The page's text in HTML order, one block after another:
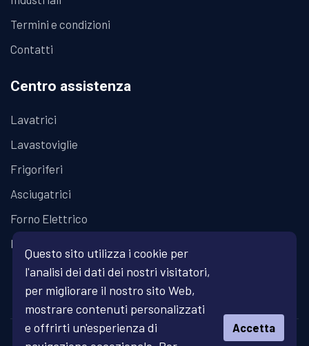
Questo sito utilizza i cookie per
l'analisi dei dati dei nostri visitatori,
per migliorare il nostro sito Web,
mostrare contenuti personalizzati
e offrirti un'esperienza di
Accetta
Termini e condizioni
Contatti
Centro assistenza
Lavatrici
Lavastoviglie
Frigoriferi
Asciugatrici
Forno Elettrico
Piano Cottura